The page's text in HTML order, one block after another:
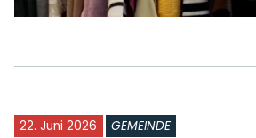
22. Juni 2026 GEMEINDE